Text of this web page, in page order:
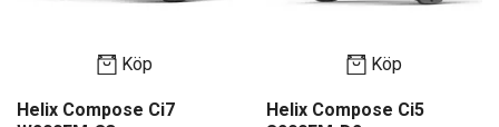
Köp
Helix Compose Ci7
Köp
Helix Compose Ci5